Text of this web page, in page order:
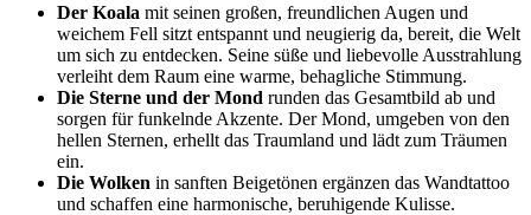
Der Koala mit seinen großen, freundlichen Augen und
weichem Fell sitzt entspannt und neugierig da, bereit, die Welt
um sich zu entdecken. Seine süße und liebevolle Ausstrahlung
verleiht dem Raum eine warme, behagliche Stimmung.
Die Sterne und der Mond runden das Gesamtbild ab und
sorgen für funkelnde Akzente. Der Mond, umgeben von den
hellen Sternen, erhellt das Traumland und lädt zum Träumen
ein.
Die Wolken in sanften Beigetönen ergänzen das Wandtattoo
und schaffen eine harmonische, beruhigende Kulisse.